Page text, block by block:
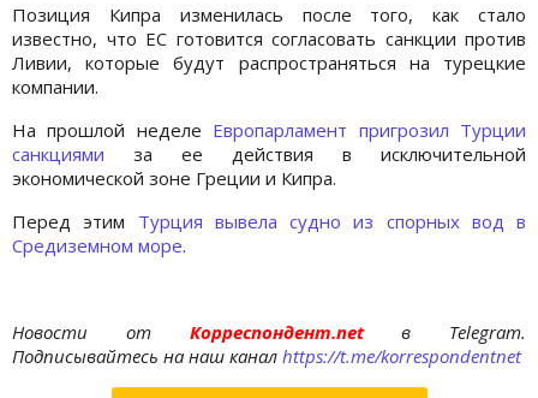
Позиция Кипра изменилась после того, как стало
известно, что ЕС готовится согласовать санкции против
Ливии, которые будут распространяться на турецкие
компании.
На прошлой неделе Европарламент пригрозил Турции
санкциями за ее действия в исключительной
экономической зоне Греции и Кипра.
Перед этим Турция вывела судно из спорных вод в
Средиземном море.
Новости отКорреспондент.netв Telegram.
Подписывайтесь на наш канал https://t.me/korrespondentnet